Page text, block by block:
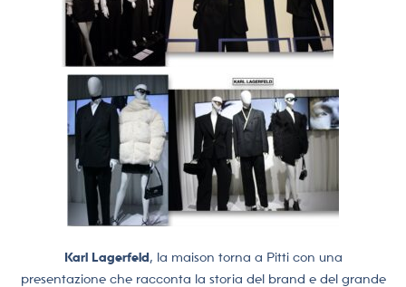
Karl Lagerfeld, la maison torna a Pitti con una
presentazione che racconta la storia del brand e del grande